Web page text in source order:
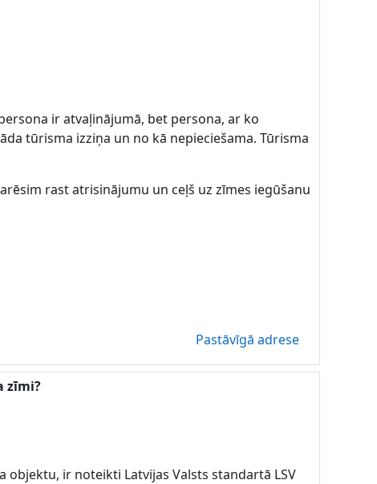
ir atvaļinājumā, bet persona, ar ko
tūrisma izziņa un no kā nepieciešama. Tūrisma
rast atrisinājumu un ceļš uz zīmes iegūšanu
Pastāvīgā adrese
zīmi?
objektu, ir noteikti Latvijas Valsts standartā LSV